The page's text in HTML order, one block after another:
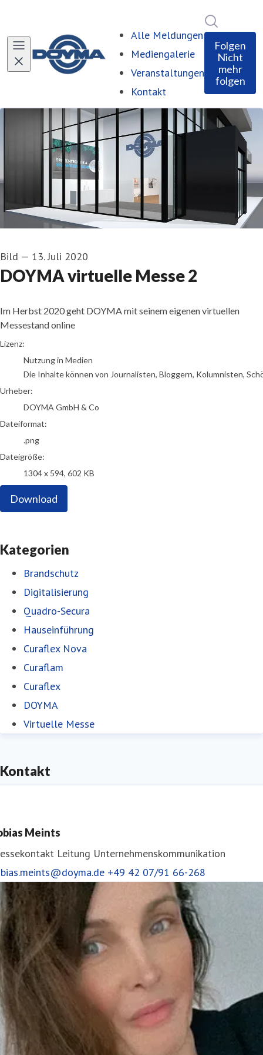
Alle Meldungen
Mediengalerie
Veranstaltungen
Kontakt
Folgen
Nicht
mehr
folgen
Bild — 13. Juli 2020
DOYMA virtuelle Messe 2
Im Herbst 2020 geht DOYMA mit seinem eigenen virtuellen
Messestand online
DOYMA GmbH & Co
Lizenz:
Nutzung in Medien
Die Inhalte können von Journalisten, Bloggern, Kolumnisten,
Urheber:
DOYMA GmbH & Co
Dateiformat:
.png
Dateigröße:
1304 x 594, 602 KB
Download
Kategorien
Brandschutz
Digitalisierung
Quadro-Secura
Hauseinführung
Curaflex Nova
Curaflam
Curaflex
DOYMA
Virtuelle Messe
Kontakt
Meints
Leitung Unternehmenskommunikation
+49 42 07/91 66-268